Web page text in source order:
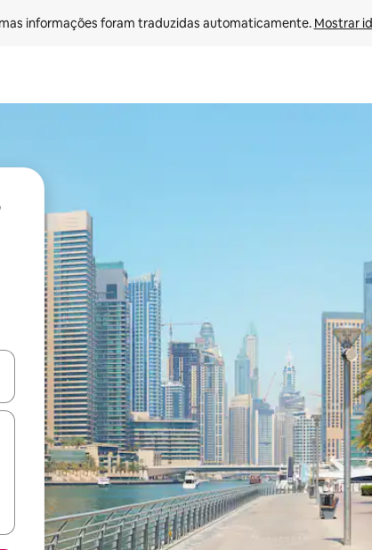
informações foram traduzidas automaticamente. Mostrar
os usando as seta para cima e para baixo do teclado ou